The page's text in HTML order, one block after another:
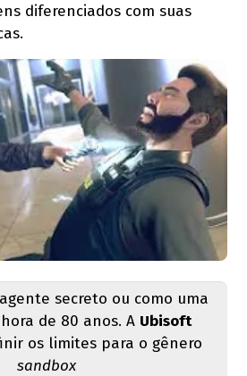
diferenciados com suas
secreto ou como uma
de 80 anos. A Ubisoft
os limites para o gênero
sandbox